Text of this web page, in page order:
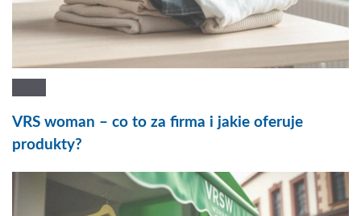
VRS woman – co to za firma i jakie oferuje
produkty?